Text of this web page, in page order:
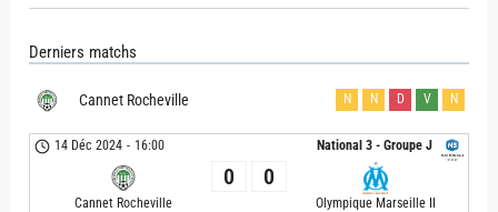
Derniers matchs
Cannet Rocheville N N D V N
National 3 - Groupe J
14 Déc 2024 - 16:00
Cannet Rocheville
0 0
Olympique Marseille II